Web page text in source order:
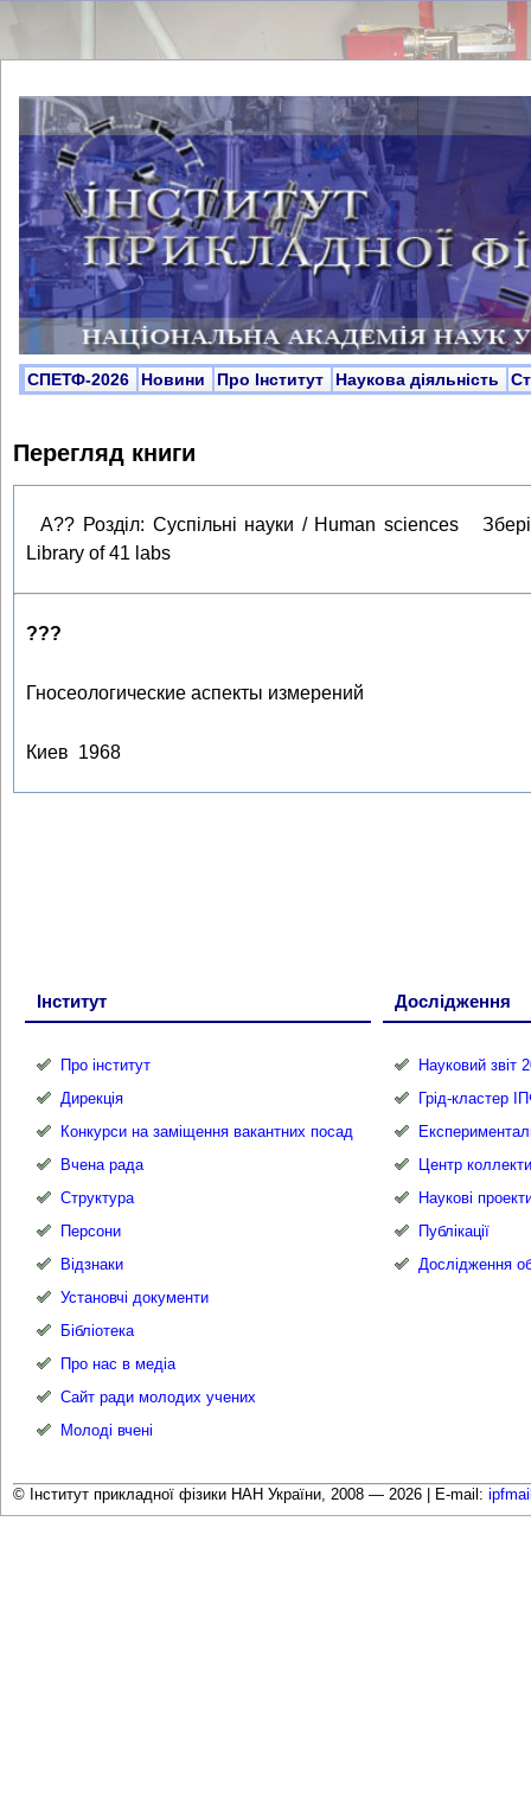
СПЕТФ-2026 Новини Про Інститут Наукова діяльність
Перегляд книги
A?? Розділ: Суспільні науки / Human sciences
Library of 41 labs
???
Гносеологические аспекты измерений
Киев 1968
Інститут
Про інститут
Дирекція
Конкурси на заміщення вакантних посад
Вчена рада
Структура
Персони
Відзнаки
Установчі документи
Бібліотека
Про нас в медіа
Сайт ради молодих учених
Молоді вчені
Дослідження
Науковий звіт
Грід-кластер
Центр
Наукові
Публікації
Дослідження
© Інститут прикладної фізики НАН України, 2008 — 2026 | E-mail: